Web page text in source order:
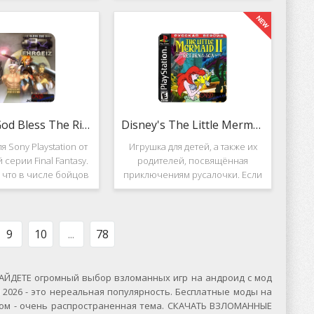
Вышло ещё 2
вертолётом и
Несмотря на то, что эти 2 игры
создавались разными людьми,
Darkstone имеет общие
Ehrgeiz: God Bless The Ring
Sony Playstation от
серии Final Fantasy.
что в числе бойцов
персонажи из
Ring для PS1
Disney's The Little Mermaid 2
Игрушка для детей, а также их
родителей, посвящённая
приключениям русалочки. Если
кто не знает, то её зовут Ариэль
9 10 ... 78
огромный выбор взломанных игр на андроид с мод
- это нереальная популярность. Бесплатные моды на
- очень распространенная тема. СКАЧАТЬ ВЗЛОМАННЫЕ